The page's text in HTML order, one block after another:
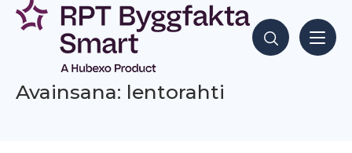
Siirry
sisältöön
Hae sisältöjä
Avainsana: lentorahti